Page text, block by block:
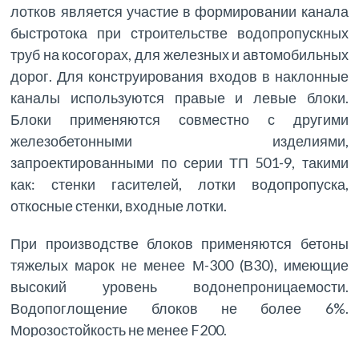
лотков является участие в формировании канала
быстротока при строительстве водопропускных
труб на косогорах, для железных и автомобильных
дорог. Для конструирования входов в наклонные
каналы используются правые и левые блоки.
Блоки применяются совместно с другими
железобетонными изделиями,
запроектированными по серии ТП 501-9, такими
как: стенки гасителей, лотки водопропуска,
откосные стенки, входные лотки.
При производстве блоков применяются бетоны
тяжелых марок не менее М-300 (В30), имеющие
высокий уровень водонепроницаемости.
Водопоглощение блоков не более 6%.
Морозостойкость не менее F200.